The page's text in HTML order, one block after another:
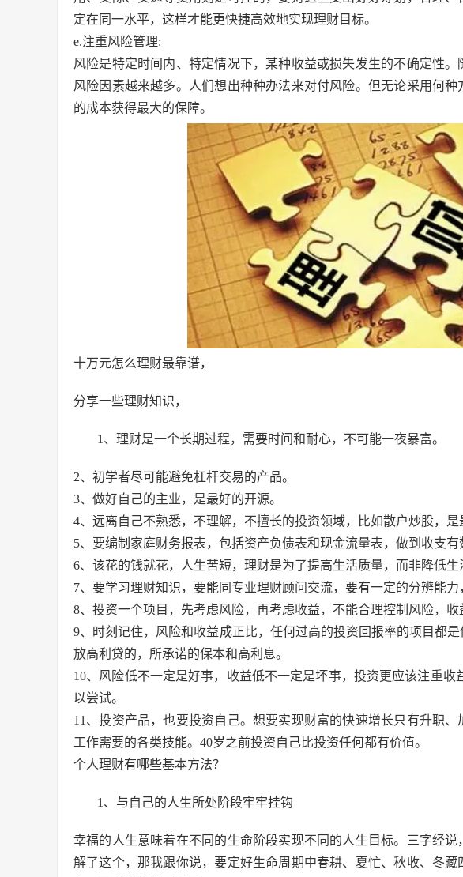
定在同一水平，这样才能更快捷高效地实现理财目标。
e.注重风险管理:
风险是特定时间内、特定情况下，某种收益或损失发生的不确定性
风险因素越来越多。人们想出种种办法来对付风险。但无论采用何
的成本获得最大的保障。
十万元怎么理财最靠谱，
分享一些理财知识，
1、理财是一个长期过程，需要时间和耐心，不可能一夜暴富。
2、初学者尽可能避免杠杆交易的产品。
3、做好自己的主业，是最好的开源。
4、远离自己不熟悉，不理解，不擅长的投资领域，比如散户炒股，是
5、要编制家庭财务报表，包括资产负债表和现金流量表，做到收支有
6、该花的钱就花，人生苦短，理财是为了提高生活质量，而非降低生
7、要学习理财知识，要能同专业理财顾问交流，要有一定的分辨能力
8、投资一个项目，先考虑风险，再考虑收益，不能合理控制风险，收
9、时刻记住，风险和收益成正比，任何过高的投资回报率的项目都
放高利贷的，所承诺的保本和高利息。
10、风险低不一定是好事，收益低不一定是坏事，投资更应该注重
以尝试。
11、投资产品，也要投资自己。想要实现财富的快速增长只有升职
工作需要的各类技能。40岁之前投资自己比投资任何都有价值。
个人理财有哪些基本方法？
1、与自己的人生所处阶段牢牢挂钩
幸福的人生意味着在不同的生命阶段实现不同的人生目标。三字经
解了这个，那我跟你说，要定好生命周期中春耕、夏忙、秋收、冬